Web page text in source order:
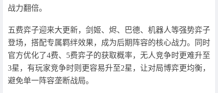
战力翻倍。
五费弈子迎来大更新，剑姬、烬、巴德、机器人等强势弈子
登场，搭配专属羁绊效果，成为后期阵容的核心战力。同时
官方优化了4费、5费弈子的获取概率，无人竞争时更难升至
3星，有玩家竞争时则更容易升至2星，让对局博弈更均衡，
避免单一阵容垄断战局。